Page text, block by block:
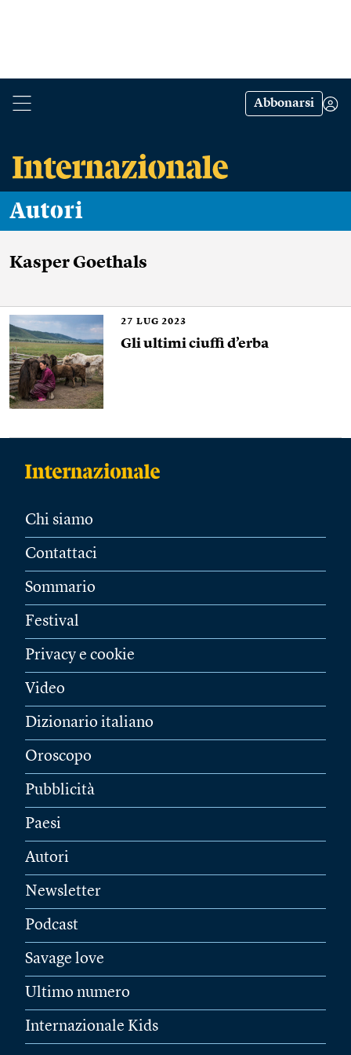
Abbonarsi
Autori
Kasper Goethals
27 LUG 2023
Gli ultimi ciuffi d’erba
Chi siamo
Contattaci
Sommario
Festival
Privacy e cookie
Video
Dizionario italiano
Oroscopo
Pubblicità
Paesi
Autori
Newsletter
Podcast
Savage love
Ultimo numero
Internazionale Kids